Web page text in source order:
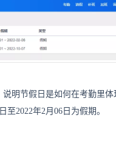
明节假日是如何在考勤里体
至2022年2月06日为假期。